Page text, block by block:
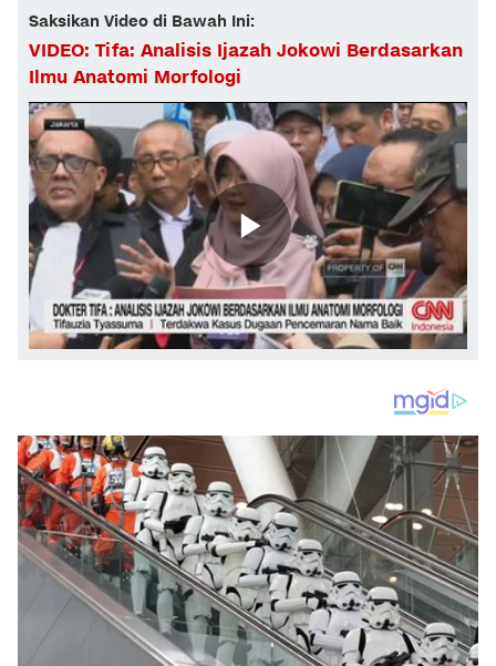
Saksikan Video di Bawah Ini:
VIDEO: Tifa: Analisis Ijazah Jokowi Berdasarkan
Ilmu Anatomi Morfologi